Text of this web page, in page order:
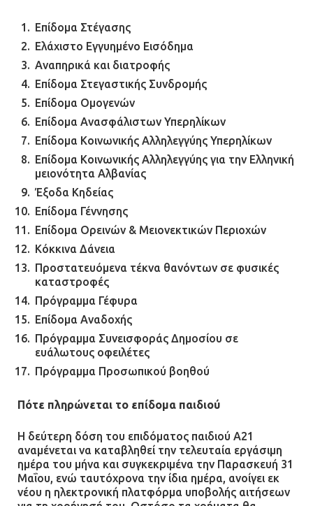
Επίδομα Στέγασης
Ελάχιστο Εγγυημένο Εισόδημα
Αναπηρικά και διατροφής
Επίδομα Στεγαστικής Συνδρομής
Επίδομα Ομογενών
Επίδομα Ανασφάλιστων Υπερηλίκων
Επίδομα Κοινωνικής Αλληλεγγύης Υπερηλίκων
Επίδομα Κοινωνικής Αλληλεγγύης για την Ελληνική
μειονότητα Αλβανίας
Έξοδα Κηδείας
Επίδομα Γέννησης
Επίδομα Ορεινών & Μειονεκτικών Περιοχών
Κόκκινα Δάνεια
Προστατευόμενα τέκνα θανόντων σε φυσικές
καταστροφές
Πρόγραμμα Γέφυρα
Επίδομα Αναδοχής
Πρόγραμμα Συνεισφοράς Δημοσίου σε
ευάλωτους οφειλέτες
Πρόγραμμα Προσωπικού βοηθού
Πότε πληρώνεται το επίδομα παιδιού
Η δεύτερη δόση του επιδόματος παιδιού Α21
αναμένεται να καταβληθεί την τελευταία εργάσιμη
ημέρα του μήνα και συγκεκριμένα την Παρασκευή 31
Μαΐου, ενώ ταυτόχρονα την ίδια ημέρα, ανοίγει εκ
νέου η ηλεκτρονική πλατφόρμα υποβολής αιτήσεων